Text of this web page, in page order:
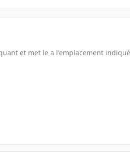
et met le a l'emplacement